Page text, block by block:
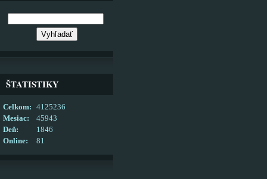
ŠTATISTIKY
Online: 81
Celkom:
4125236
Mesiac:
45943
Deň:
1846